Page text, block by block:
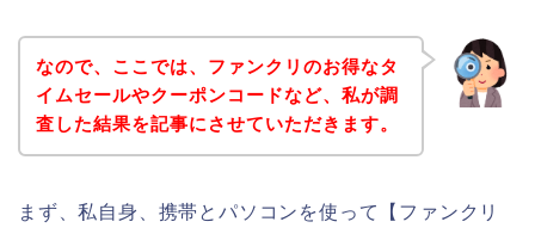
なので、ここでは、ファンクリのお得なタ
イムセールやクーポンコードなど、私が調
査した結果を記事にさせていただきます。
まず、私自身、携帯とパソコンを使って【ファンクリ